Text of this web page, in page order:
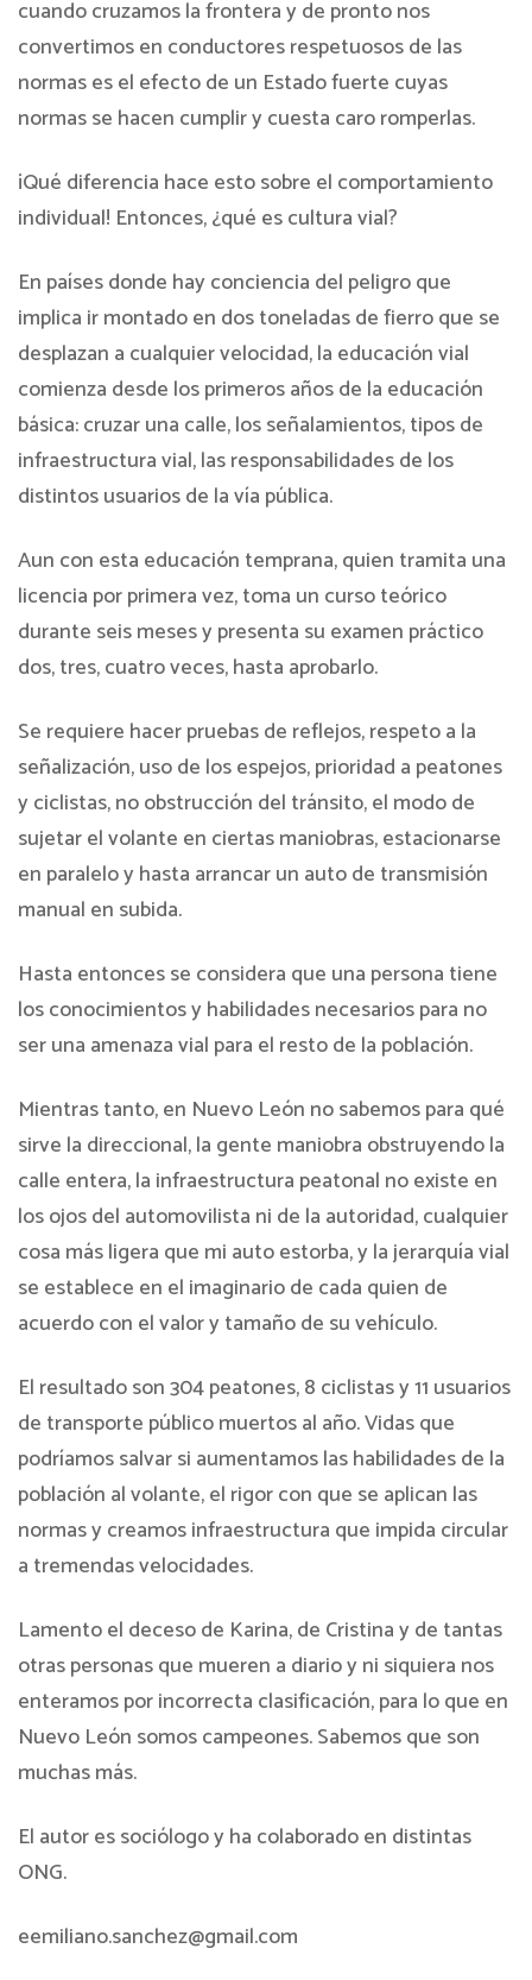
cuando cruzamos la frontera y de pronto nos
convertimos en conductores respetuosos de las
normas es el efecto de un Estado fuerte cuyas
normas se hacen cumplir y cuesta caro romperlas.
¡Qué diferencia hace esto sobre el comportamiento
individual! Entonces, ¿qué es cultura vial?
En países donde hay conciencia del peligro que
implica ir montado en dos toneladas de fierro que se
desplazan a cualquier velocidad, la educación vial
comienza desde los primeros años de la educación
básica: cruzar una calle, los señalamientos, tipos de
infraestructura vial, las responsabilidades de los
distintos usuarios de la vía pública.
Aun con esta educación temprana, quien tramita una
licencia por primera vez, toma un curso teórico
durante seis meses y presenta su examen práctico
dos, tres, cuatro veces, hasta aprobarlo.
Se requiere hacer pruebas de reflejos, respeto a la
señalización, uso de los espejos, prioridad a peatones
y ciclistas, no obstrucción del tránsito, el modo de
sujetar el volante en ciertas maniobras, estacionarse
en paralelo y hasta arrancar un auto de transmisión
manual en subida.
Hasta entonces se considera que una persona tiene
los conocimientos y habilidades necesarios para no
ser una amenaza vial para el resto de la población.
Mientras tanto, en Nuevo León no sabemos para qué
sirve la direccional, la gente maniobra obstruyendo la
calle entera, la infraestructura peatonal no existe en
los ojos del automovilista ni de la autoridad, cualquier
cosa más ligera que mi auto estorba, y la jerarquía vial
se establece en el imaginario de cada quien de
acuerdo con el valor y tamaño de su vehículo.
El resultado son 304 peatones, 8 ciclistas y 11 usuarios
de transporte público muertos al año. Vidas que
podríamos salvar si aumentamos las habilidades de la
población al volante, el rigor con que se aplican las
normas y creamos infraestructura que impida circular
a tremendas velocidades.
Lamento el deceso de Karina, de Cristina y de tantas
otras personas que mueren a diario y ni siquiera nos
enteramos por incorrecta clasificación, para lo que en
Nuevo León somos campeones. Sabemos que son
muchas más.
El autor es sociólogo y ha colaborado en distintas
ONG.
eemiliano.sanchez@gmail.com